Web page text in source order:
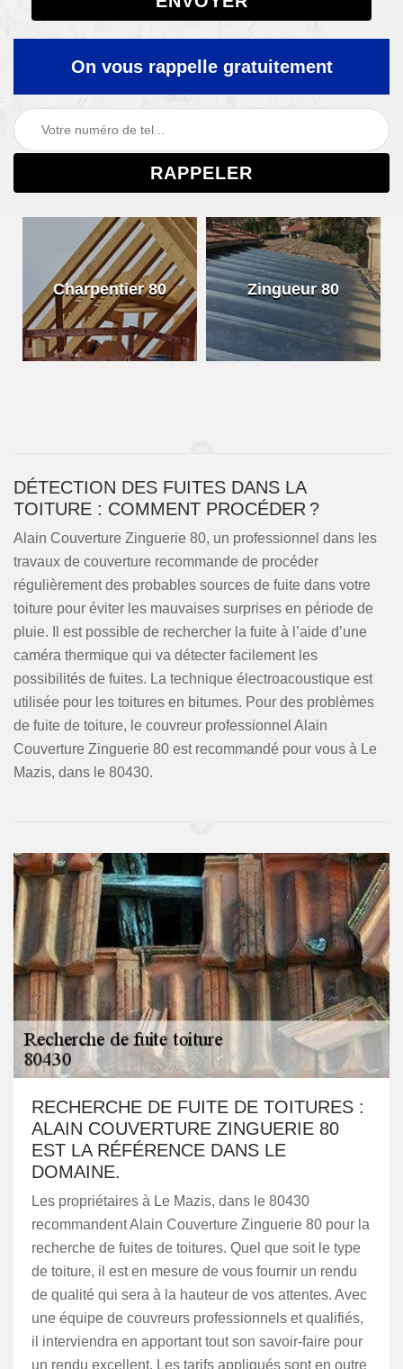
On vous rappelle gratuitement
Charpentier 80 Zingueur 80
DÉTECTION DES FUITES DANS LA
TOITURE : COMMENT PROCÉDER ?
Alain Couverture Zinguerie 80, un professionnel dans les
travaux de couverture recommande de procéder
régulièrement des probables sources de fuite dans votre
toiture pour éviter les mauvaises surprises en période de
pluie. Il est possible de rechercher la fuite à l’aide d’une
caméra thermique qui va détecter facilement les
possibilités de fuites. La technique électroacoustique est
utilisée pour les toitures en bitumes. Pour des problèmes
de fuite de toiture, le couvreur professionnel Alain
Couverture Zinguerie 80 est recommandé pour vous à Le
Mazis, dans le 80430.
RECHERCHE DE FUITE DE TOITURES :
ALAIN COUVERTURE ZINGUERIE 80
EST LA RÉFÉRENCE DANS LE
DOMAINE.
Les propriétaires à Le Mazis, dans le 80430
recommandent Alain Couverture Zinguerie 80 pour la
recherche de fuites de toitures. Quel que soit le type
de toiture, il est en mesure de vous fournir un rendu
de qualité qui sera à la hauteur de vos attentes. Avec
une équipe de couvreurs professionnels et qualifiés,
il interviendra en apportant tout son savoir-faire pour
un rendu excellent. Les tarifs appliqués sont en outre